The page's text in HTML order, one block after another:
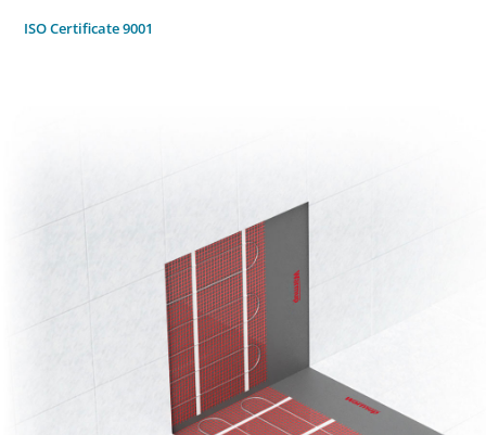
ISO Certificate 9001